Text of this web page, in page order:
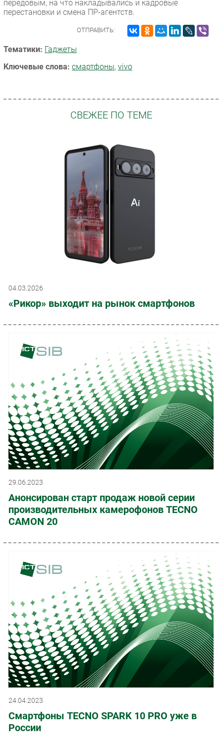
передовым, на что накладывались и кадровые
перестановки и смена ПР-агентств.
ОТПРАВИТЬ:
Тематики: Гаджеты
Ключевые слова: смартфоны, vivo
СВЕЖЕЕ ПО ТЕМЕ
04.03.2026
«Рикор» выходит на рынок смартфонов
29.06.2023
Анонсирован старт продаж новой серии
производительных камерофонов TECNO
CAMON 20
24.04.2023
Смартфоны TECNO SPARK 10 PRO уже в
России